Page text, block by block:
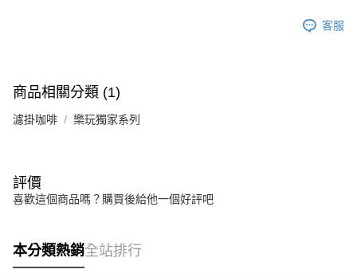
客服
商品相關分類 (1)
濾掛咖啡 樂玩獨家系列
評價
喜歡這個商品嗎？購買後給他一個好評吧
本分類熱銷全站排行